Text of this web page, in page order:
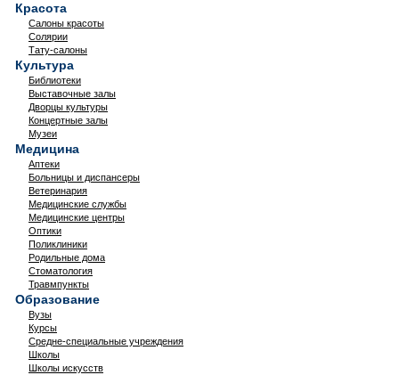
Красота
Салоны красоты
Солярии
Тату-салоны
Культура
Библиотеки
Выставочные залы
Дворцы культуры
Концертные залы
Музеи
Медицина
Аптеки
Больницы и диспансеры
Ветеринария
Медицинские службы
Медицинские центры
Оптики
Поликлиники
Родильные дома
Стоматология
Травмпункты
Образование
Вузы
Курсы
Средне-специальные учреждения
Школы
Школы искусств